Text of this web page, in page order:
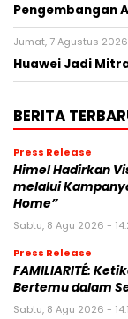
Pengembangan
Jumat, 7 Agustus
Huawei Jadi
BERITA
Press Release
Himel Hadirkan
melalui
Home”
Sabtu, 8 Agu 2026 -
Press Release
FAMILIARITÉ:
Bertemu dalam
Sabtu, 8 Agu 2026 -